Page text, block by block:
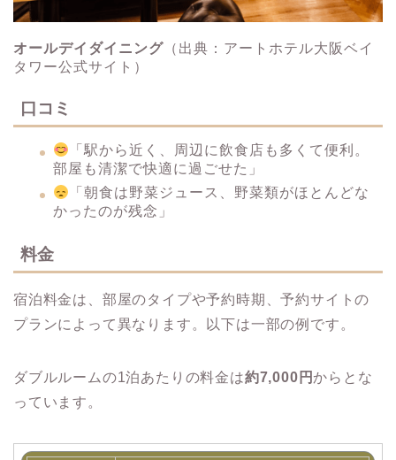
オールデイダイニング （出典：アートホテル大阪ベイ
タワー公式サイト）
口コミ
「駅から近く、周辺に飲食店も多くて便利。
部屋も清潔で快適に過ごせた」
「朝食は野菜ジュース、野菜類がほとんどな
かったのが残念」
料金
宿泊料金は、部屋のタイプや予約時期、予約サイトの
プランによって異なります。​以下は一部の例です。
ダブルルームの1泊あたりの料金は約7,000円からとな
っています。